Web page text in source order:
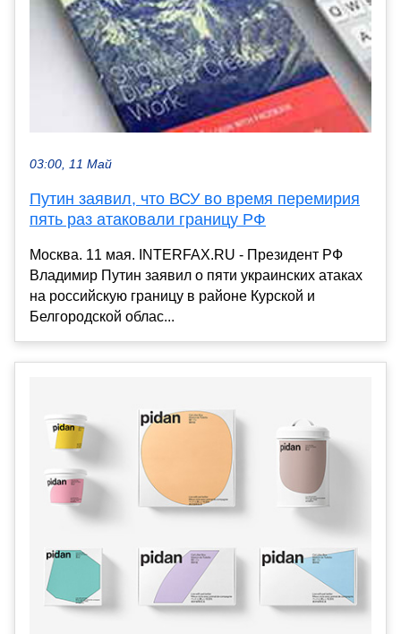
03:00, 11 Май
Путин заявил, что ВСУ во время перемирия
пять раз атаковали границу РФ
Москва. 11 мая. INTERFAX.RU - Президент РФ
Владимир Путин заявил о пяти украинских атаках
на российскую границу в районе Курской и
Белгородской облас...